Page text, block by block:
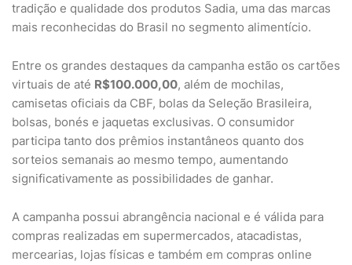
tradição e qualidade dos produtos Sadia, uma das marcas
mais reconhecidas do Brasil no segmento alimentício.
Entre os grandes destaques da campanha estão os cartões
virtuais de até R$100.000,00, além de mochilas,
camisetas oficiais da CBF, bolas da Seleção Brasileira,
bolsas, bonés e jaquetas exclusivas. O consumidor
participa tanto dos prêmios instantâneos quanto dos
sorteios semanais ao mesmo tempo, aumentando
significativamente as possibilidades de ganhar.
A campanha possui abrangência nacional e é válida para
compras realizadas em supermercados, atacadistas,
mercearias, lojas físicas e também em compras online